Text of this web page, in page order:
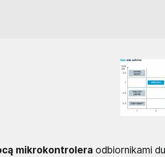
mikrokontrolera odbiornikami